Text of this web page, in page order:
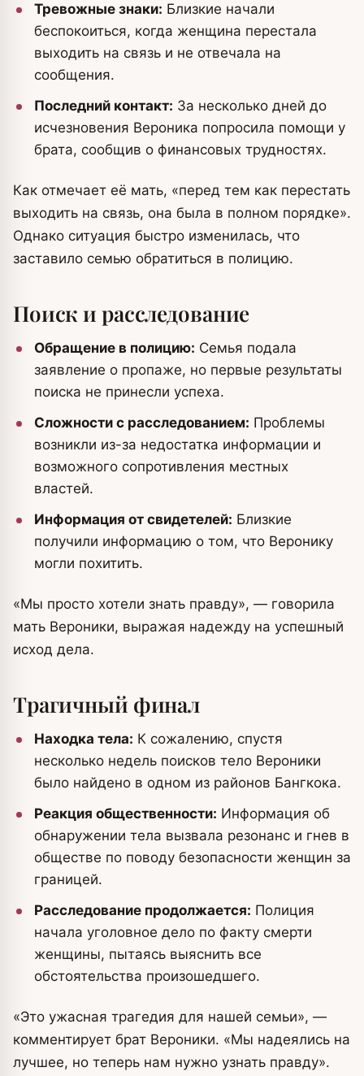
Тревожные знаки: Близкие начали
беспокоиться, когда женщина перестала
выходить на связь и не отвечала на
сообщения.
Последний контакт: За несколько дней до
исчезновения Вероника попросила помощи у
брата, сообщив о финансовых трудностях.
Как отмечает её мать, «перед тем как перестать
выходить на связь, она была в полном порядке».
Однако ситуация быстро изменилась, что
заставило семью обратиться в полицию.
Поиск и расследование
Обращение в полицию: Семья подала
заявление о пропаже, но первые результаты
поиска не принесли успеха.
Сложности с расследованием: Проблемы
возникли из-за недостатка информации и
возможного сопротивления местных
властей.
Информация от свидетелей: Близкие
получили информацию о том, что Веронику
могли похитить.
«Мы просто хотели знать правду», — говорила
мать Вероники, выражая надежду на успешный
исход дела.
Трагичный финал
Находка тела: К сожалению, спустя
несколько недель поисков тело Вероники
было найдено в одном из районов Бангкока.
Реакция общественности: Информация об
обнаружении тела вызвала резонанс и гнев в
обществе по поводу безопасности женщин за
границей.
Расследование продолжается: Полиция
начала уголовное дело по факту смерти
женщины, пытаясь выяснить все
обстоятельства произошедшего.
«Это ужасная трагедия для нашей семьи», —
комментирует брат Вероники. «Мы надеялись на
лучшее, но теперь нам нужно узнать правду».